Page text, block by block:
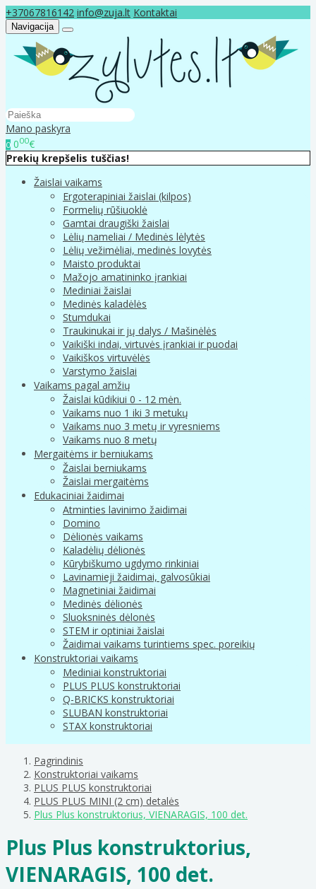
+37067816142 info@zuja.lt Kontaktai
Navigacija
Mano paskyra
0 000€
Prekių krepšelis tuščias!
Žaislai vaikams
Ergoterapiniai žaislai (kilpos)
Formelių rūšiuoklė
Gamtai draugiški žaislai
Lėlių nameliai / Medinės lėlytės
Lėlių vežimėliai, medinės lovytės
Maisto produktai
Mažojo amatininko įrankiai
Mediniai žaislai
Medinės kaladėlės
Stumdukai
Traukinukai ir jų dalys / Mašinėlės
Vaikiški indai, virtuvės įrankiai ir puodai
Vaikiškos virtuvėlės
Varstymo žaislai
Vaikams pagal amžių
Žaislai kūdikiui 0 - 12 mėn.
Vaikams nuo 1 iki 3 metukų
Vaikams nuo 3 metų ir vyresniems
Vaikams nuo 8 metų
Mergaitėms ir berniukams
Žaislai berniukams
Žaislai mergaitėms
Edukaciniai žaidimai
Atminties lavinimo žaidimai
Domino
Dėlionės vaikams
Kaladėlių dėlionės
Kūrybiškumo ugdymo rinkiniai
Lavinamieji žaidimai, galvosūkiai
Magnetiniai žaidimai
Medinės dėlionės
Sluoksninės dėlonės
STEM ir optiniai žaislai
Žaidimai vaikams turintiems spec. poreikių
Konstruktoriai vaikams
Mediniai konstruktoriai
PLUS PLUS konstruktoriai
Q-BRICKS konstruktoriai
SLUBAN konstruktoriai
STAX konstruktoriai
Pagrindinis
Konstruktoriai vaikams
PLUS PLUS konstruktoriai
PLUS PLUS MINI (2 cm) detalės
Plus Plus konstruktorius, VIENARAGIS, 100 det.
Plus Plus konstruktorius,
VIENARAGIS, 100 det.